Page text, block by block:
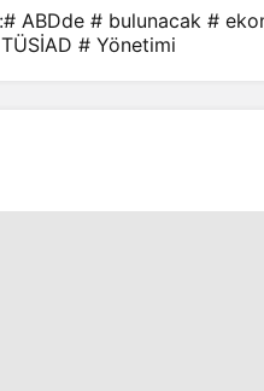
# ABDde # bulunacak #
# Yönetimi